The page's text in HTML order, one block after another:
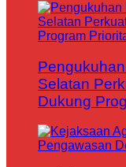
Selatan
Dukung